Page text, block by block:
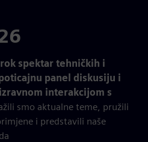
spektar tehničkih i
panel diskusiju i
interakcijom s
smo aktualne teme, pružili
i predstavili naše